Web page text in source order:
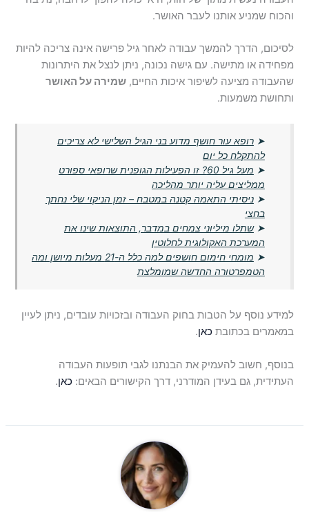
והכוח שמניע אותנו לעבר האושר.
לסיכום, הדרך להמשך עבודה לאחר גיל פרישה אינה צריכה להיות
מפחידה או מתישה. עם גישה נכונה, ניתן לנצל את היתרונות
שהעבודה מציעה לשיפור איכות החיים,שמירה על האושר
ותחושת משמעות.
➤רופא עור חושף מדוע בני הגיל השלישי לא צריכים
להתקלח כל יום
➤
מעל גיל 60? זו הפעילות הגופנית שרופאי ספורט
ממליצים עליה יותר מהליכה
➤ניסיתי התאמה קטנה במטבח – זמן הניקוי שלי נחתך
בחצי
➤שתלו מיליוני צמחים במדבר, התוצאות שינו את
המערכת האקולוגית לחלוטין
➤
מומחי חימום חושפים למה כלל ה-21 מעלות מיושן ומה
הטמפרטורה החדשה שמומלצת
למידע נוסף על הטבות בחוק העבודה ובזכויות עובדים, ניתן לעיין
במאמרים בכתובת כאן.
בנוסף, חשוב להעמיק את הבנתנו לגבי תופעות העבודה
העתידית, גם בעידן המודרני, דרך הקישורים הבאים: כאן.